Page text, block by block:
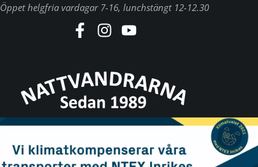
Öppet helgfria vardagar 7-16, lunchstängt 12-12.30